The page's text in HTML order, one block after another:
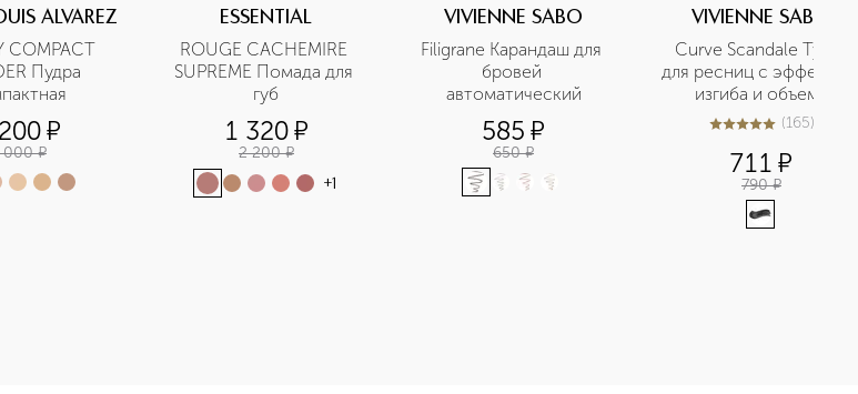
ALVAREZ
COMPACT
Пудра
¤
000 ¤
ESSENTIAL
ROUGE CACHEMIRE
SUPREME Помада для
губ
1 320¤
2 200 ¤
+1
VIVIENNE SABO
Filigrane Карандаш для
бровей
автоматический
585 ¤
650 ¤
VIVIENNE SABO
Curve Scandale Тушь
для ресниц с эффектом
изгиба и объема
4.9из5165 (165)
711 ¤
790 ¤